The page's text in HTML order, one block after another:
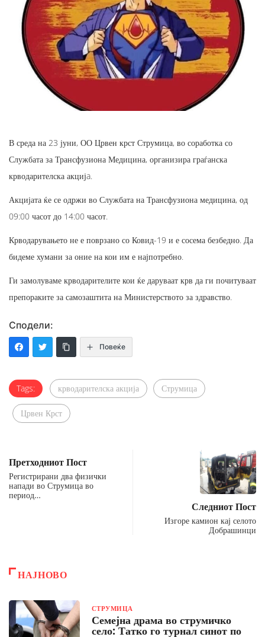
В среда на 23 јуни, ОО Црвен крст Струмица, во соработка со
Службата за Трансфузиона Медицина, организира граѓанска
крводарителска акцијa.
Акцијата ќе се одржи во Службата на Трансфузиона медицина, од
09:00 часот до 14:00 часот.
Крводарувањето не е поврзано со Ковид-19 и е сосема безбедно. Да
бидеме хумани за оние на кои им е најпотребно.
Ги замолуваме крводарителите кои ќе даруваат крв да ги почитуваат
препораките за самозаштита на Министерството за здравство.
Сподели:
Повеќе
Tags: крводарителска акција Струмица
Црвен Крст
Претходниот Пост
Регистрирани два физички
напади во Струмица во
период…
Следниот Пост
Изгоре камион кај селото
Добрашинци
НАЈНОВО
СТРУМИЦА
Семејна драма во струмичко
село: Татко го турнал синот по